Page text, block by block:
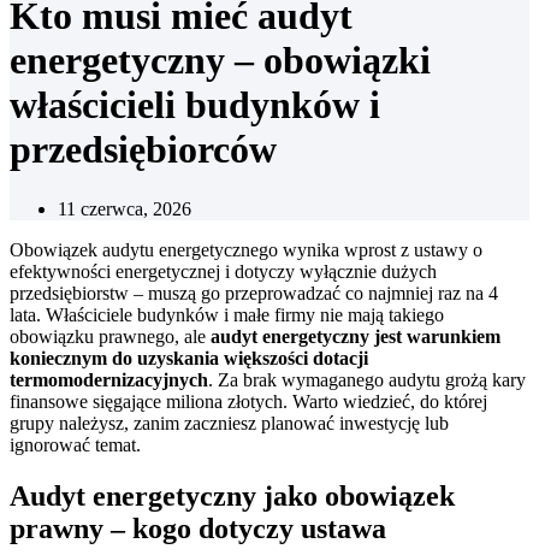
Kto musi mieć audyt
energetyczny – obowiązki
właścicieli budynków i
przedsiębiorców
11 czerwca, 2026
Obowiązek audytu energetycznego wynika wprost z ustawy o
efektywności energetycznej i dotyczy wyłącznie dużych
przedsiębiorstw – muszą go przeprowadzać co najmniej raz na 4
lata. Właściciele budynków i małe firmy nie mają takiego
obowiązku prawnego, ale audyt energetyczny jest warunkiem
koniecznym do uzyskania większości dotacji
termomodernizacyjnych. Za brak wymaganego audytu grożą kary
finansowe sięgające miliona złotych. Warto wiedzieć, do której
grupy należysz, zanim zaczniesz planować inwestycję lub
ignorować temat.
Audyt energetyczny jako obowiązek
prawny – kogo dotyczy ustawa